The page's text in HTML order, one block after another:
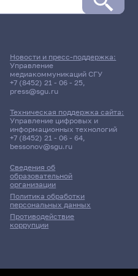
Сведения об
образовательной
организации
Политика обработки
персональных данных
Противодействие
коррупции
Новости и пресс-поддержка:
Управление
медиакоммуникаций СГУ
+7 (8452) 21 - 06 - 25,
press@sgu.ru
Техническая поддержка сайта:
Управление цифровых и
информационных технологий
+7 (8452) 21 - 06 - 64,
bessonov@sgu.ru